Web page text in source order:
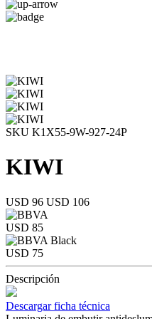
SKU K1X55-9W-927-24P
KIWI
USD 96 USD 106
USD 85
USD 75
Descripción
Descargar ficha técnica